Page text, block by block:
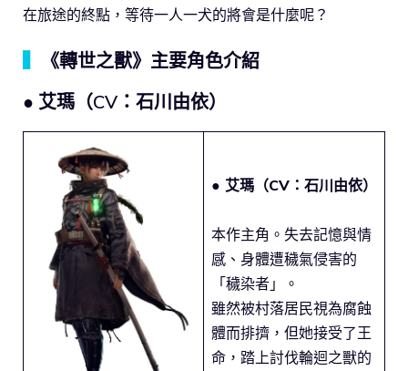
在旅途的終點，等待一人一犬的將會是什麼呢？
《轉世之獸》主要角色介紹
● 艾瑪（CV：石川由依）
● 艾瑪（CV：石川由依）
本作主角。失去記憶與情
感、身體遭穢氣侵害的
「穢染者」。
雖然被村落居民視為腐蝕
體而排擠，但她接受了王
命，踏上討伐輪迴之獸的